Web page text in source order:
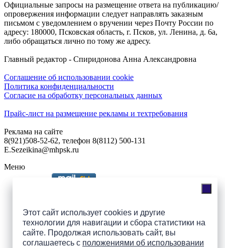
Этот сайт использует cookies и другие
технологии для навигации и сбора статистики на
сайте. Продолжая использовать сайт, вы
соглашаетесь с положениями об использовании
Официальные запросы на размещение ответа на публикацию/
опровержения информации следует направлять заказным
письмом с уведомлением о вручении через Почту России по
адресу: 180000, Псковская область, г. Псков, ул. Ленина, д. 6а,
либо обращаться лично по тому же адресу.
Главный редактор - Спиридонова Анна Александровна
Соглашение об использовании cookie
Политика конфиденциальности
Согласие на обработку персональных данных
Прайс-лист на размещение рекламы и техтребования
Реклама на сайте
8(921)508-52-62, телефон 8(8112) 500-131
E.Sezeikina@mhpsk.ru
Меню
Подпишись на группы